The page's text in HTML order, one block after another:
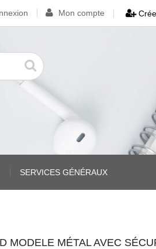
Mon compte
SERVICES GÉNÉRAUX
MODELE MÉTAL AVEC